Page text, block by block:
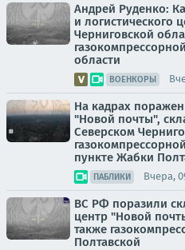
Андрей Руденко:
и логистического
Черниговской
области
ВОЕНКОРЫ
На кадрах
"Новой почты",
Северском
пункте Жабки
ПАБЛИКИ Вчера,
ВС РФ поразили
центр "Новой
также
Полтавской